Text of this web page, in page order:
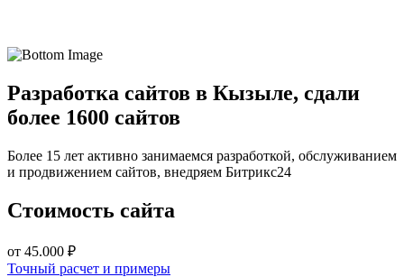
Разработка сайтов в Кызыле, сдали
более 1600 сайтов
Более 15 лет активно занимаемся разработкой, обслуживанием
и продвижением сайтов, внедряем Битрикс24
Стоимость сайта
от 45.000 ₽
Точный расчет и примеры